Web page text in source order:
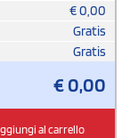
€0,00
Gratis
Gratis
€0,00
al carrello